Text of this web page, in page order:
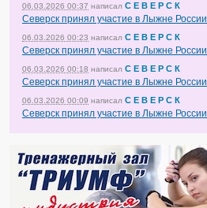
06.03.2026 00:37 написал С Е В Е Р С К
Северск принял участие в Лыжне России
06.03.2026 00:23 написал С Е В Е Р С К
Северск принял участие в Лыжне России
06.03.2026 00:18 написал С Е В Е Р С К
Северск принял участие в Лыжне России
06.03.2026 00:09 написал С Е В Е Р С К
Северск принял участие в Лыжне России